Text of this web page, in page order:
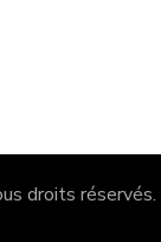
droits réservés.